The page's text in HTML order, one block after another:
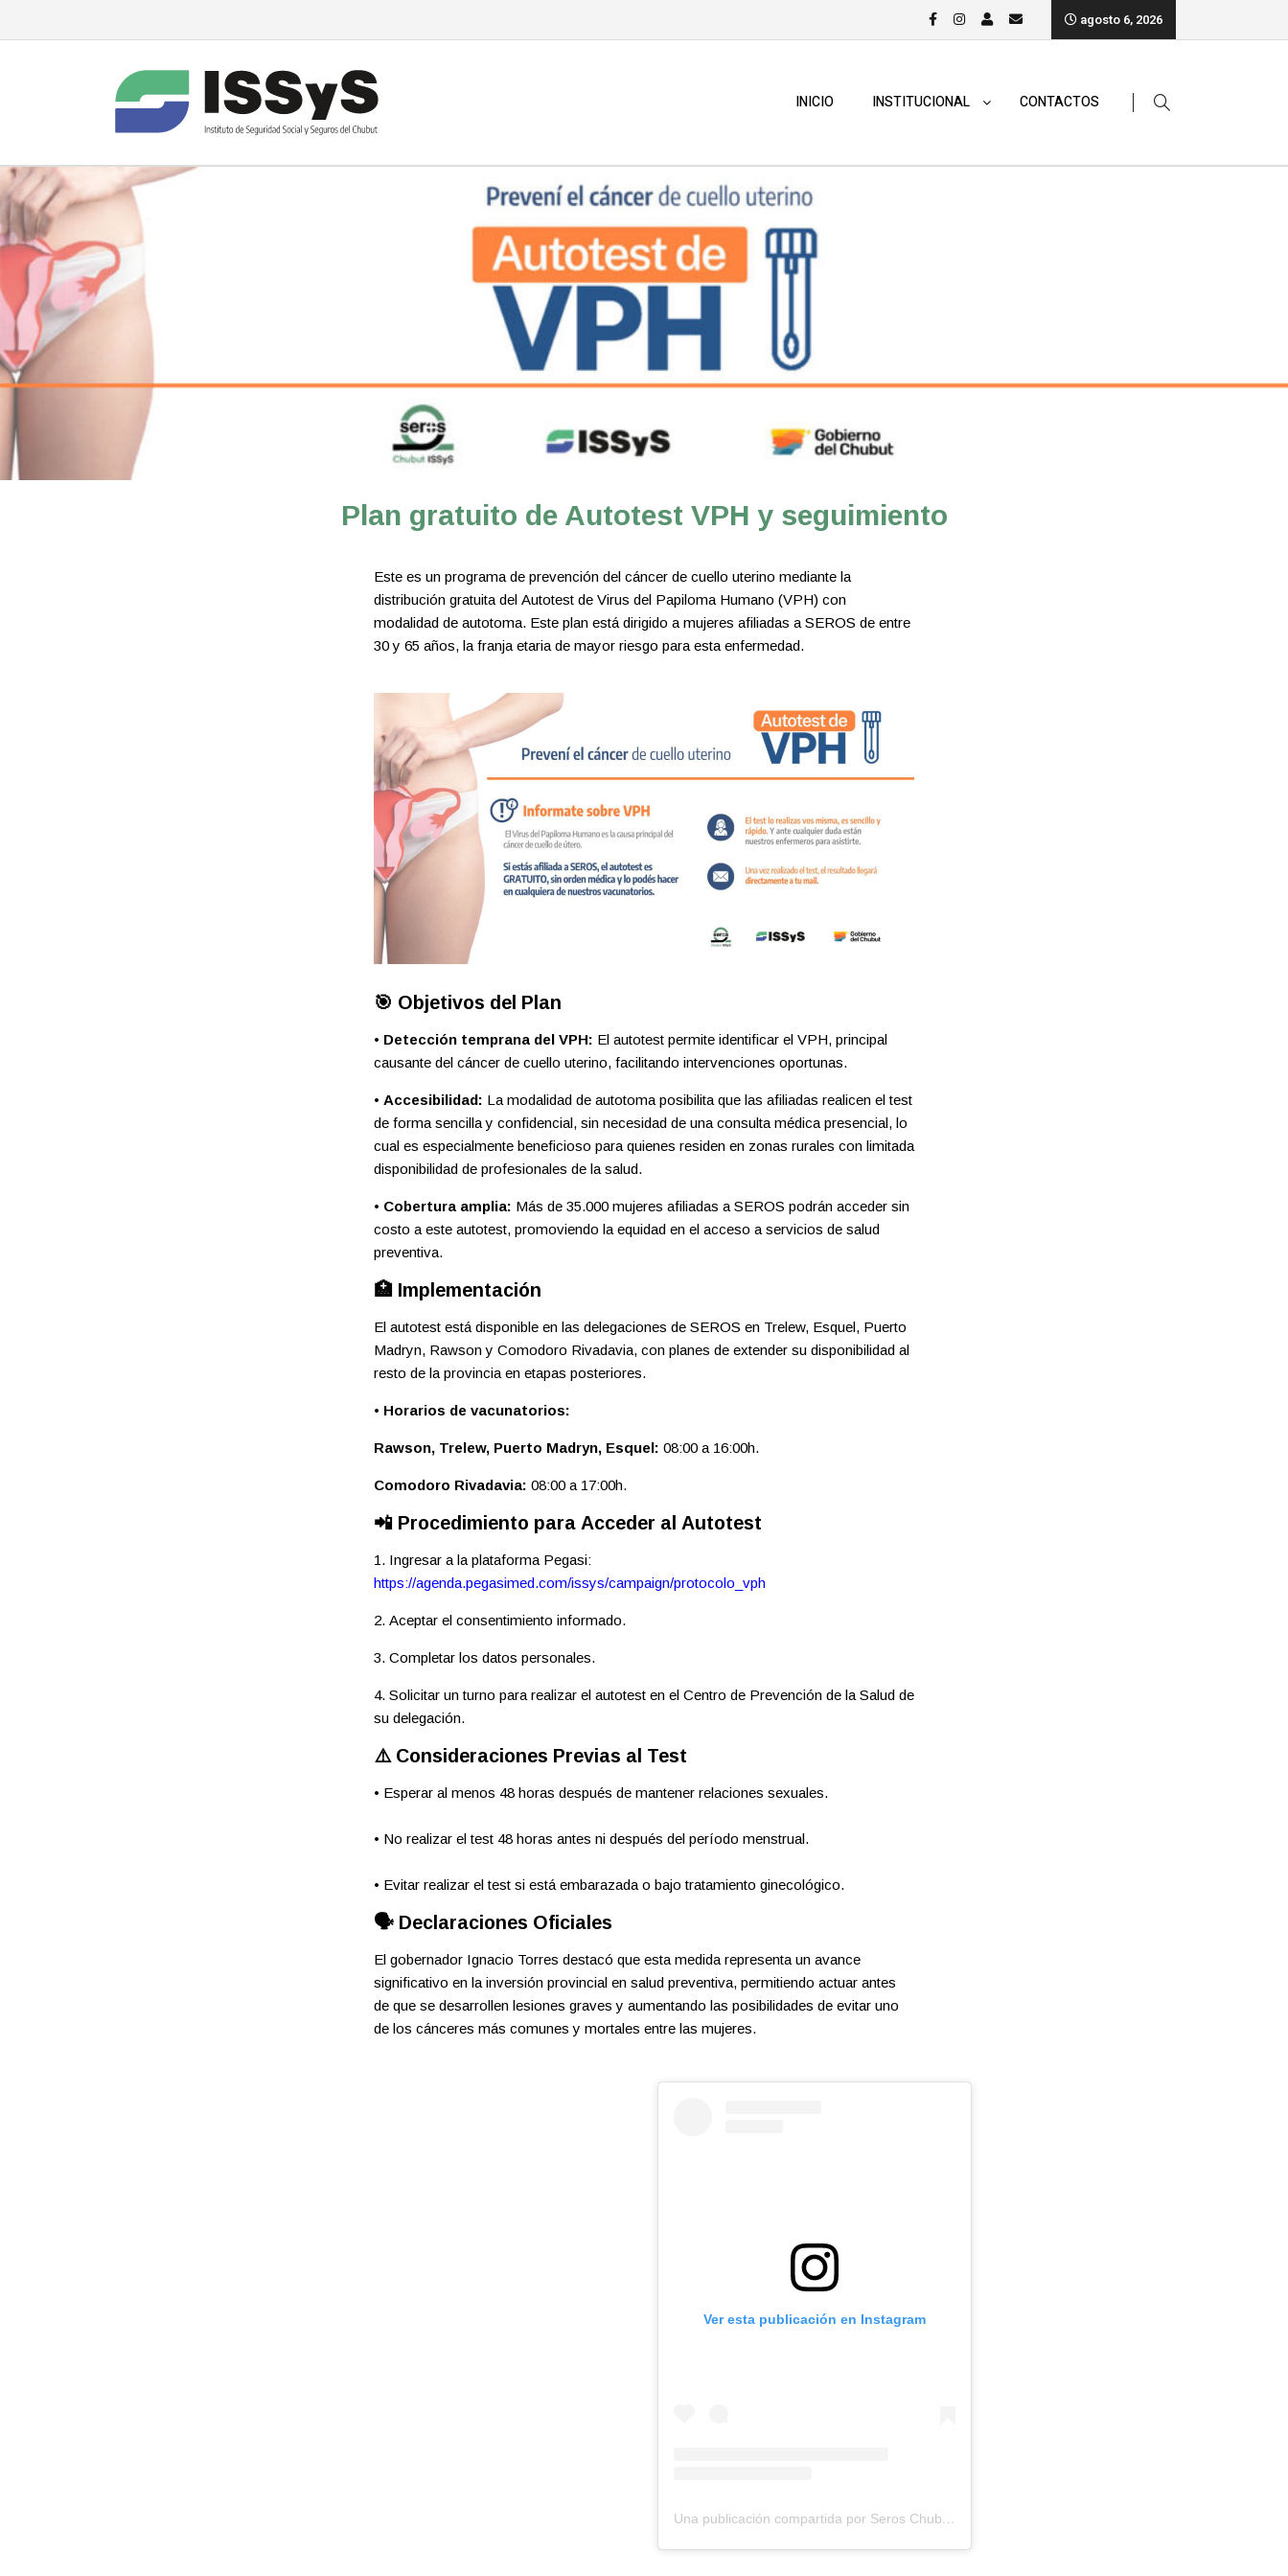
agosto 6, 2026
INICIO INSTITUCIONAL CONTACTOS
Plan gratuito de Autotest VPH y seguimiento
Este es un programa de prevención del cáncer de cuello uterino mediante la
distribución gratuita del Autotest de Virus del Papiloma Humano (VPH) con
modalidad de autotoma. Este plan está dirigido a mujeres afiliadas a SEROS de entre
30 y 65 años, la franja etaria de mayor riesgo para esta enfermedad.
🎯 Objetivos del Plan
• Detección temprana del VPH: El autotest permite identificar el VPH, principal
causante del cáncer de cuello uterino, facilitando intervenciones oportunas.
• Accesibilidad: La modalidad de autotoma posibilita que las afiliadas realicen el test
de forma sencilla y confidencial, sin necesidad de una consulta médica presencial, lo
cual es especialmente beneficioso para quienes residen en zonas rurales con limitada
disponibilidad de profesionales de la salud.
• Cobertura amplia: Más de 35.000 mujeres afiliadas a SEROS podrán acceder sin
costo a este autotest, promoviendo la equidad en el acceso a servicios de salud
preventiva.
🏥 Implementación
El autotest está disponible en las delegaciones de SEROS en Trelew, Esquel, Puerto
Madryn, Rawson y Comodoro Rivadavia, con planes de extender su disponibilidad al
resto de la provincia en etapas posteriores.
• Horarios de vacunatorios:
Rawson, Trelew, Puerto Madryn, Esquel: 08:00 a 16:00h.
Comodoro Rivadavia: 08:00 a 17:00h.
📲 Procedimiento para Acceder al Autotest
1. Ingresar a la plataforma Pegasi:
https://agenda.pegasimed.com/issys/campaign/protocolo_vph
2. Aceptar el consentimiento informado.
3. Completar los datos personales.
4. Solicitar un turno para realizar el autotest en el Centro de Prevención de la Salud de
su delegación.
⚠️ Consideraciones Previas al Test
• Esperar al menos 48 horas después de mantener relaciones sexuales.
• No realizar el test 48 horas antes ni después del período menstrual.
• Evitar realizar el test si está embarazada o bajo tratamiento ginecológico.
🗣️ Declaraciones Oficiales
El gobernador Ignacio Torres destacó que esta medida representa un avance
significativo en la inversión provincial en salud preventiva, permitiendo actuar antes
de que se desarrollen lesiones graves y aumentando las posibilidades de evitar uno
de los cánceres más comunes y mortales entre las mujeres.
Ver esta publicación en Instagram
Una publicación compartida por Seros Chubut (@seros_chubut)